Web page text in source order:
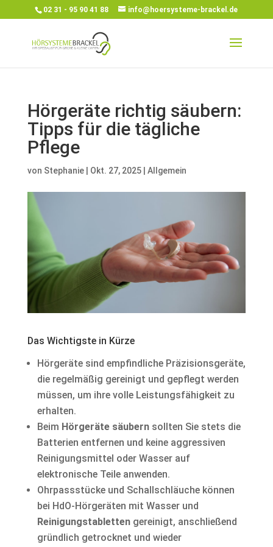
02 31 - 95 90 41 88 info@hoersysteme-brackel.de
Hörgeräte richtig säubern:
Tipps für die tägliche
Pflege
von Stephanie| Okt. 27, 2025| Allgemein
Das Wichtigste in Kürze
Hörgeräte sind empfindliche Präzisionsgeräte,
die regelmäßig gereinigt und gepflegt werden
müssen, um ihre volle Leistungsfähigkeit zu
erhalten.
Beim Hörgeräte säubernsollten Sie stets die
Batterien entfernen und keine aggressiven
Reinigungsmittel oder Wasser auf
elektronische Teile anwenden.
Ohrpassstücke und Schallschläuche können
bei HdO-Hörgeräten mit Wasser und
Reinigungstablettengereinigt, anschließend
gründlich getrocknet und wieder